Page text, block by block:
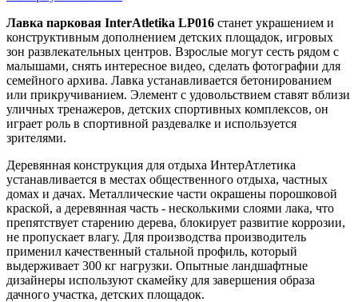
Лавка парковая InterAtletika LP016 станет украшением и
конструктивным дополнением детских площадок, игровых
зон развлекательных центров. Взрослые могут сесть рядом с
малышами, снять интересное видео, сделать фотографии для
семейного архива. Лавка устанавливается бетонированием
или прикручиванием. Элемент с удовольствием ставят вблизи
уличных тренажеров, детских спортивных комплексов, он
играет роль в спортивной раздевалке и используется
зрителями.
Деревянная конструкция для отдыха ИнтерАтлетика
устанавливается в местах общественного отдыха, частных
домах и дачах. Металлические части окрашены порошковой
краской, а деревянная часть - несколькими слоями лака, что
препятствует старению дерева, блокирует развитие коррозии,
не пропускает влагу. Для производства производитель
применил качественный стальной профиль, который
выдерживает 300 кг нагрузки. Опытные ландшафтные
дизайнеры используют скамейку для завершения образа
дачного участка, детских площадок.